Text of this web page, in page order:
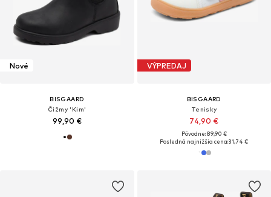
Nové
BISGAARD
Čižmy 'Kim'
99,90 €
VÝPREDAJ
BISGAARD
Tenisky
74,90 €
Pôvodne: 89,90 €
Posledná najnižšia cena:31,74 €